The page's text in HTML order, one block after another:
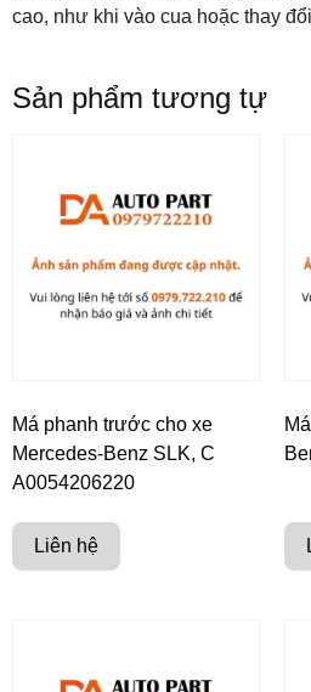
cao, như khi vào cua hoặc thay
Sản phẩm tương tự
Má phanh trước cho xe
Mercedes-Benz SLK, C
A0054206220
Liên hệ